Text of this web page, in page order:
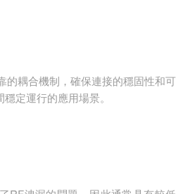
的耦合機制，確保連接的穩固性和可
定運行的應用場景。